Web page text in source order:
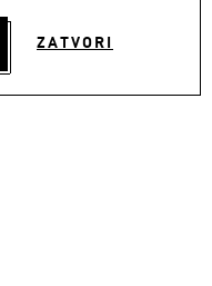
ZATVORI